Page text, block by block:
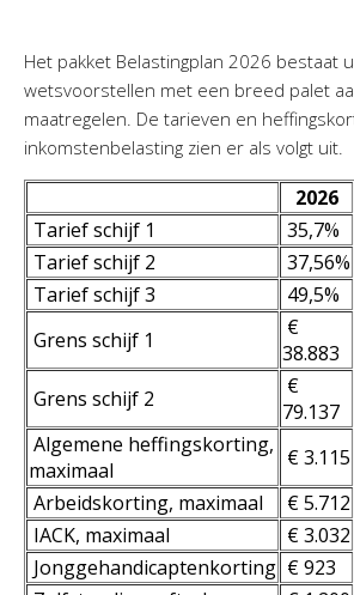
Het pakket Belastingplan 2026 bestaat
wetsvoorstellen met een breed palet
maatregelen. De tarieven en
inkomstenbelasting zien er als volgt uit.
2026
Tarief schijf 1
35,7%
Tarief schijf 2
37,56%
Tarief schijf 3
49,5%
Grens schijf 1
€
38.883
Grens schijf 2
€
79.137
Algemene heffingskorting,
maximaal
€ 3.115
Arbeidskorting, maximaal
€ 5.712
IACK, maximaal
€ 3.032
Jonggehandicaptenkorting € 923